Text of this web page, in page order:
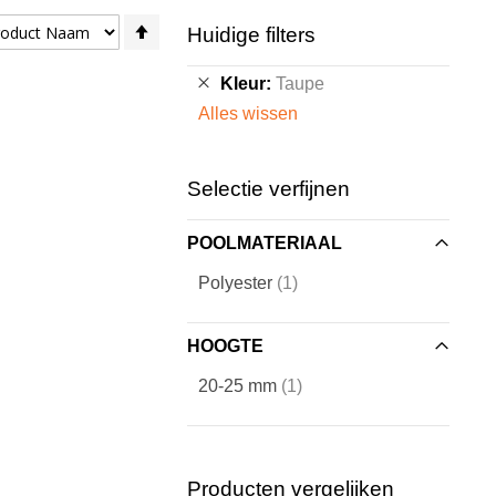
sorteren
Huidige filters
Kleur Taupe
Verwijder
dit
Alles wissen
Selectie verfijnen
POOLMATERIAAL
Polyester 1artikel
HOOGTE
20-25 mm 1artikel
Producten vergelijken